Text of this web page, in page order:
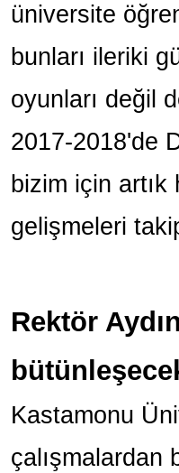
üniversite
bunları ileriki
oyunları değil
2017-2018'de
bizim için
gelişmeleri
Rektör
Kastamonu
çalışmalardan